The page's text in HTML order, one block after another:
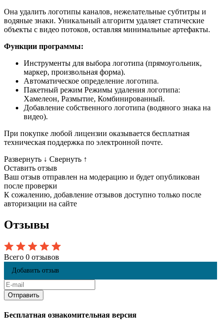
Она удалить логотипы каналов, нежелательные субтитры и
водяные знаки. Уникальный алгоритм удаляет статические
объекты с видео потоков, оставляя минимальные артефакты.
Функции программы:
Инструменты для выбора логотипа (прямоугольник,
маркер, произвольная форма).
Автоматическое определение логотипа.
Пакетный режим Режимы удаления логотипа:
Хамелеон, Размытие, Комбинированный.
Добавление собственного логотипа (водяного знака на
видео).
При покупке любой лицензии оказывается бесплатная
техническая поддержка по электронной почте.
Развернуть ↓ Свернуть ↑
Оставить отзыв
Ваш отзыв отправлен на модерацию и будет опубликован
после проверки
К сожалению, добавление отзывов доступно только после
авторизации на сайте
Отзывы
Всего 0 отзывов
Добавить отзыв
Бесплатная ознакомительная версия